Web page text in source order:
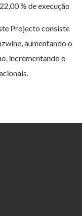
22,00 % de execução
Projecto consiste
aumentando o
incrementando o